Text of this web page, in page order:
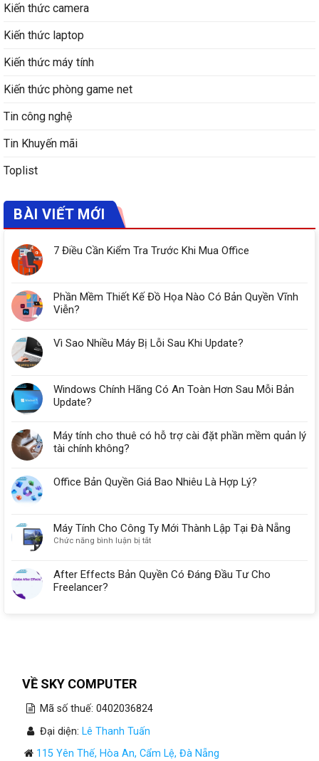
Kiến thức camera
Kiến thức laptop
Kiến thức máy tính
Kiến thức phòng game net
Tin công nghệ
Tin Khuyến mãi
Toplist
BÀI VIẾT MỚI
7 Điều Cần Kiểm Tra Trước Khi Mua Office
Phần Mềm Thiết Kế Đồ Họa Nào Có Bản Quyền Vĩnh
Viễn?
Vì Sao Nhiều Máy Bị Lỗi Sau Khi Update?
Windows Chính Hãng Có An Toàn Hơn Sau Mỗi Bản
Update?
Máy tính cho thuê có hỗ trợ cài đặt phần mềm quản lý
tài chính không?
Office Bản Quyền Giá Bao Nhiêu Là Hợp Lý?
Máy Tính Cho Công Ty Mới Thành Lập Tại Đà Nẵng
Chức năng bình luận bị tắtở
Cho
After Effects Bản Quyền Có Đáng Đầu Tư Cho
Freelancer?
VỀ SKY COMPUTER
Mã số thuế: 0402036824
Đại diện: Lê Thanh Tuấn
115 Yên Thế, Hòa An, Cẩm Lệ, Đà Nẵng